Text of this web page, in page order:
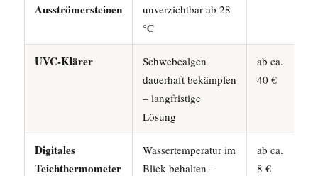
Ausströmersteinen
unverzichtbar ab 28
°C
UVC-Klärer
Schwebealgen
dauerhaft bekämpfen
– langfristige
Lösung
ab ca.
40 €
Digitales
Teichthermometer
Wassertemperatur im
Blick behalten –
ab ca.
8 €